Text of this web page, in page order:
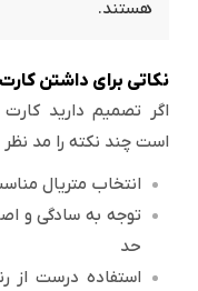
هستند.
نکاتی برای داشتن
اگر تصمیم دارید
است چند نکته را مد
انتخاب متریال
توجه به سادگی و
حد
استفاده درست از